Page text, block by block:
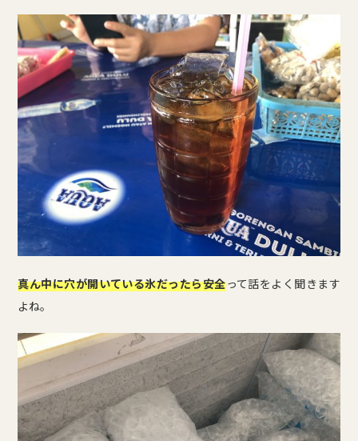
真ん中に穴が開いている氷だったら安全って話をよく聞きます
よね。